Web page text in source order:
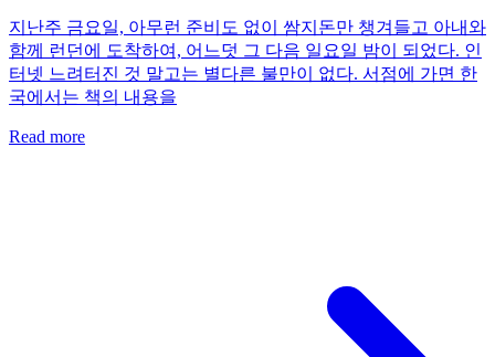
지난주 금요일, 아무런 준비도 없이 쌈지돈만 챙겨들고 아내와
함께 런던에 도착하여, 어느덧 그 다음 일요일 밤이 되었다. 인
터넷 느려터진 것 말고는 별다른 불만이 없다. 서점에 가면 한
국에서는 책의 내용을
Read more